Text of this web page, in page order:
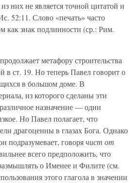
них не является точной цитатой и
52:11. Слово «печать» часто
как знак подлинности (ср.: Рим.
метафору строительства
в ст. 19. Но теперь Павел говорит о
в большом доме. В
из которого сделаны эти
назначение — одни
Но Павел полагает, что
драгоценны в глазах Бога. Однако
подразумевает, говорячист от
всего предположить, что
о Именее и Филите (см.
этого глагола в значении